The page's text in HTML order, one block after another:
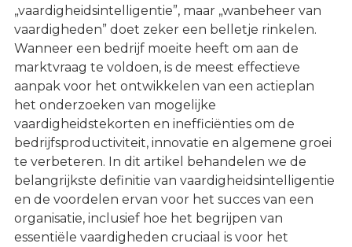
„vaardigheidsintelligentie”, maar „wanbeheer van
vaardigheden” doet zeker een belletje rinkelen.
Wanneer een bedrijf moeite heeft om aan de
marktvraag te voldoen, is de meest effectieve
aanpak voor het ontwikkelen van een actieplan
het onderzoeken van mogelijke
vaardigheidstekorten en inefficiënties om de
bedrijfsproductiviteit, innovatie en algemene groei
te verbeteren. In dit artikel behandelen we de
belangrijkste definitie van vaardigheidsintelligentie
en de voordelen ervan voor het succes van een
organisatie, inclusief hoe het begrijpen van
essentiële vaardigheden cruciaal is voor het